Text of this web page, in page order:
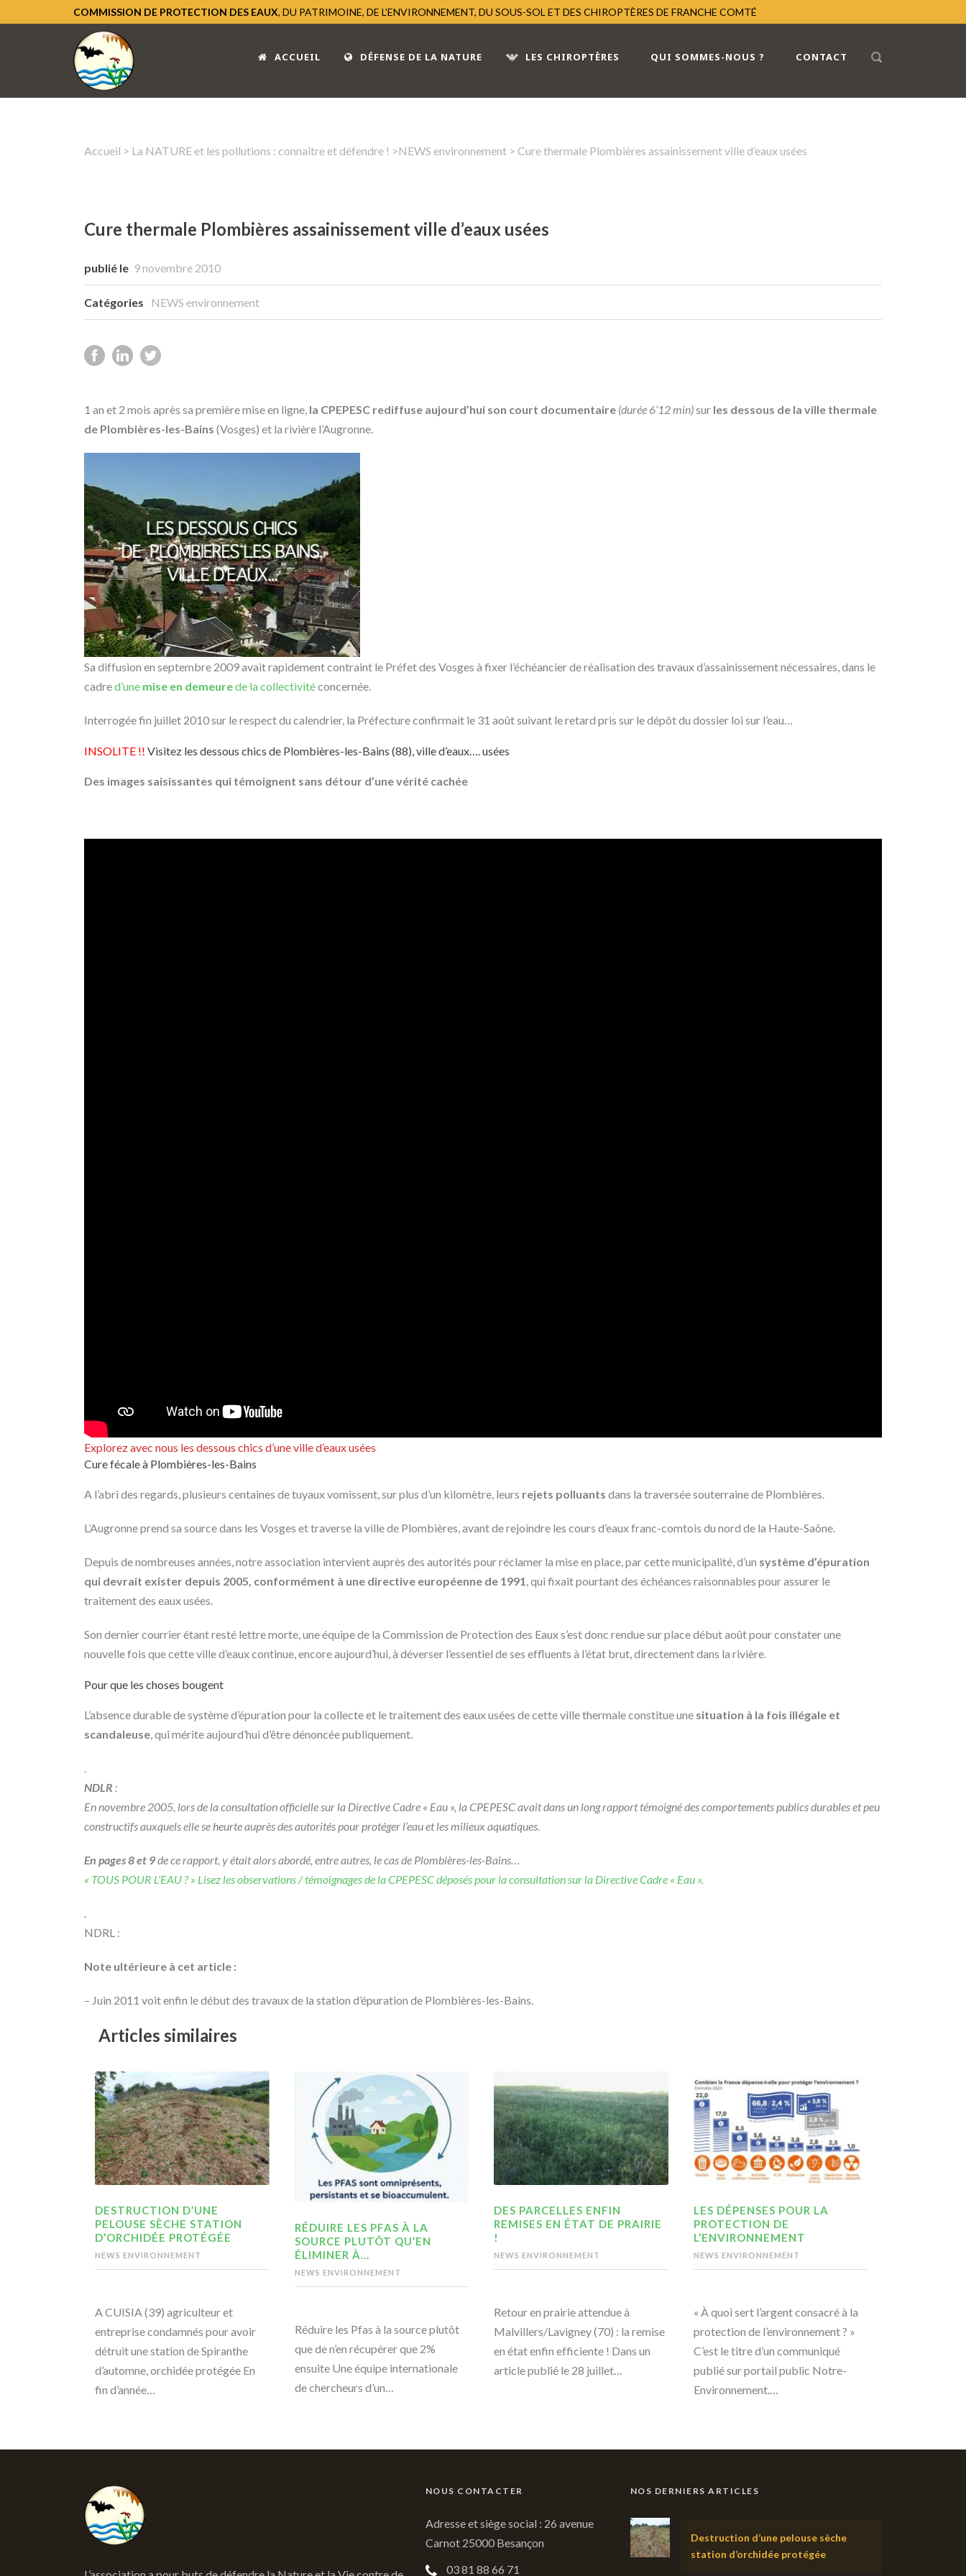
COMMISSION DE PROTECTION DES EAUX, DU PATRIMOINE, DE L'ENVIRONNEMENT, DU SOUS-SOL ET DES CHIROPTÈRES DE FRANCHE COMTÉ
ACCUEIL DÉFENSE DE LA NATURE LES CHIROPTÈRES QUI SOMMES-NOUS ? CONTACT
Accueil > La NATURE et les pollutions : connaître et défendre ! >NEWS environnement > Cure thermale Plombières assainissement ville d’eaux usées
Cure thermale Plombières assainissement ville d’eaux usées
publié le 9 novembre 2010
Catégories NEWS environnement
1 an et 2 mois après sa première mise en ligne, la CPEPESC rediffuse aujourd’hui son court documentaire (durée 6’12 min)sur les dessous de la ville thermale
de Plombières-les-Bains (Vosges) et la rivière l’Augronne.
Sa diffusion en septembre 2009 avait rapidement contraint le Préfet des Vosges à fixer l’échéancier de réalisation des travaux d’assainissement nécessaires, dans le
cadred’une mise en demeurede la collectivitéconcernée.
Interrogée fin juillet 2010 sur le respect du calendrier, la Préfecture confirmait le 31 août suivant le retard pris sur le dépôt du dossier loi sur l’eau…
INSOLITE !! Visitez les dessous chics de Plombières-les-Bains (88), ville d’eaux…. usées
Des images saisissantes qui témoignent sans détour d’une vérité cachée
Explorez avec nous les dessous chics d’une ville d’eaux usées
Cure fécale à Plombières-les-Bains
A l’abri des regards, plusieurs centaines de tuyaux vomissent, sur plus d’un kilomètre, leurs rejets polluants dans la traversée souterraine de Plombières.
L’Augronne prend sa source dans les Vosges et traverse la ville de Plombières, avant de rejoindre les cours d’eaux franc-comtois du nord de la Haute-Saône.
Depuis de nombreuses années, notre association intervient auprès des autorités pour réclamer la mise en place, par cette municipalité, d’un système d’épuration
qui devrait exister depuis 2005, conformément à une directive européenne de 1991 , qui fixait pourtant des échéances raisonnables pour assurer le
traitement des eaux usées.
Son dernier courrier étant resté lettre morte, une équipe de la Commission de Protection des Eaux s’est donc rendue sur place début août pour constater une
nouvelle fois que cette ville d’eaux continue, encore aujourd’hui, à déverser l’essentiel de ses effluents à l’état brut, directement dans la rivière.
Pour que les choses bougent
L’absence durable de système d’épuration pour la collecte et le traitement des eaux usées de cette ville thermale constitue une situation à la fois illégale et
scandaleuse , qui mérite aujourd’hui d’être dénoncée publiquement.
NDLR :
En novembre 2005, lors de la consultation officielle sur la Directive Cadre « Eau », la CPEPESC avait dans un long rapport témoigné descomportements publics durables et peu
constructifsauxquels elle se heurte auprès des autorités pour protéger l’eau et les milieux aquatiques.
En pages 8 et 9de ce rapport, y était alors abordé, entre autres, le cas de Plombières-les-Bains…
« TOUS POUR L’EAU ? » Lisez les observations / témoignages de la CPEPESC déposés pour la consultation sur la Directive Cadre « Eau ».
NDRL :
Note ultérieure à cet article :
– Juin 2011 voit enfin le début des travaux de la station d’épuration de Plombières-les-Bains.
Articles similaires
DESTRUCTION D’UNE
PELOUSE SÈCHE STATION
D’ORCHIDÉE PROTÉGÉE
NEWS ENVIRONNEMENT
A CUISIA (39) agriculteur et
entreprise condamnés pour avoir
détruit une station de Spiranthe
d’automne, orchidée protégée En
fin d’année…
RÉDUIRE LES PFAS À LA
SOURCE PLUTÔT QU’EN
ÉLIMINER À…
NEWS ENVIRONNEMENT
Réduire les Pfas à la source plutôt
que de n’en récupérer que 2%
ensuite Une équipe internationale
de chercheurs d’un…
DES PARCELLES ENFIN
REMISES EN ÉTAT DE PRAIRIE
!
NEWS ENVIRONNEMENT
Retour en prairie attendue à
Malvillers/Lavigney (70) : la remise
en état enfin efficiente ! Dans un
article publié le 28 juillet…
LES DÉPENSES POUR LA
PROTECTION DE
L’ENVIRONNEMENT
NEWS ENVIRONNEMENT
« À quoi sert l’argent consacré à la
protection de l’environnement ? »
C’est le titre d’un communiqué
publié sur portail public Notre-
Environnement.…
NOUS CONTACTER
Adresse et siège social : 26 avenue
Carnot 25000 Besançon
03 81 88 66 71
NOS DERNIERS ARTICLES
Destruction d’une pelouse sèche
station d’orchidée protégée